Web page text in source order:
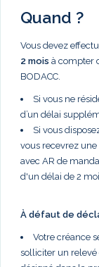
Quand ?
Vous devez
2 mois à compter
BODACC.
Si vous ne
d’un délai
Si vous
vous recevrez
avec AR de
d'un délai de 2
À défaut de
Votre créance
solliciter un